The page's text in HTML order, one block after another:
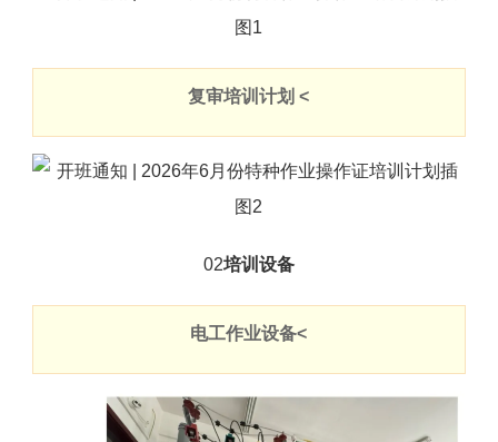
复审培训计划 <
02培训设备
电工作业设备<